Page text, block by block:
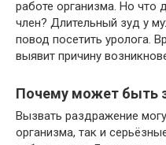
работе организма. Но что
член? Длительный зуд у
повод посетить уролога.
выявит причину
Почему может быть
Вызвать раздражение
организма, так и